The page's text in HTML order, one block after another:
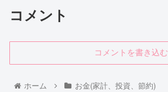
コメント
コメントを書き込む
ホーム お金(家計、投資、節約)